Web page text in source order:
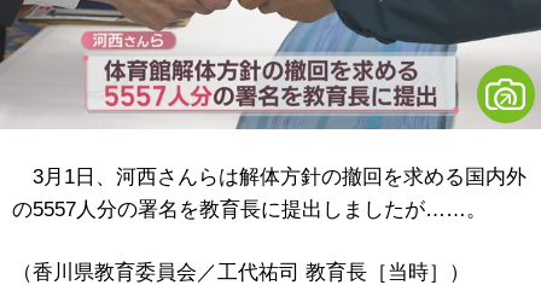
3月1日、河西さんらは解体方針の撤回を求める国内外
の5557人分の署名を教育長に提出しましたが……。
（香川県教育委員会／工代祐司 教育長［当時］）